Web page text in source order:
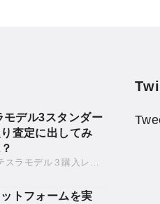
ラモデル３購入レビュー
デル3スタンダー
査定に出してみ
トフォームを実